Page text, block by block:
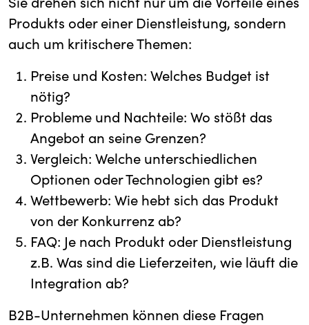
Produkts oder einer Dienstleistung, sondern
auch um kritischere Themen:
Preise und Kosten: Welches Budget ist
nötig?
Probleme und Nachteile: Wo stößt das
Angebot an seine Grenzen?
Vergleich: Welche unterschiedlichen
Optionen oder Technologien gibt es?
Wettbewerb: Wie hebt sich das Produkt
von der Konkurrenz ab?
FAQ: Je nach Produkt oder Dienstleistung
z.B. Was sind die Lieferzeiten, wie läuft die
Integration ab?
B2B-Unternehmen können diese Fragen